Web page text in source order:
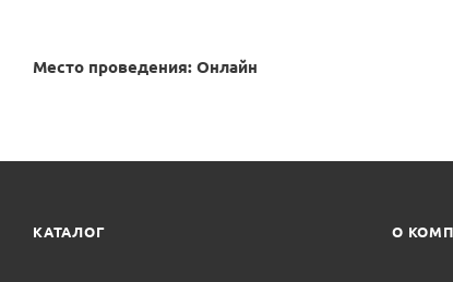
Место проведения: Онлайн
КАТАЛОГ О